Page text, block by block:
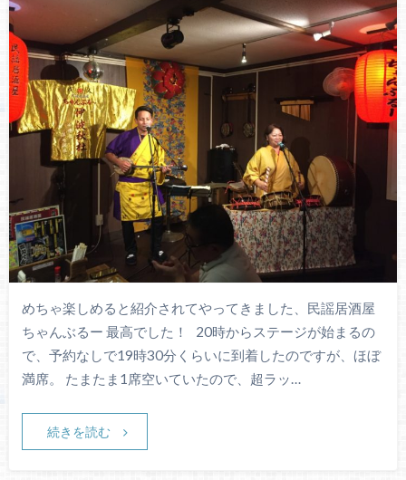
めちゃ楽しめると紹介されてやってきました、民謡居酒屋
ちゃんぶるー 最高でした！ 20時からステージが始まるの
で、予約なしで19時30分くらいに到着したのですが、ほぼ
満席。 たまたま1席空いていたので、超ラッ…
続きを読む